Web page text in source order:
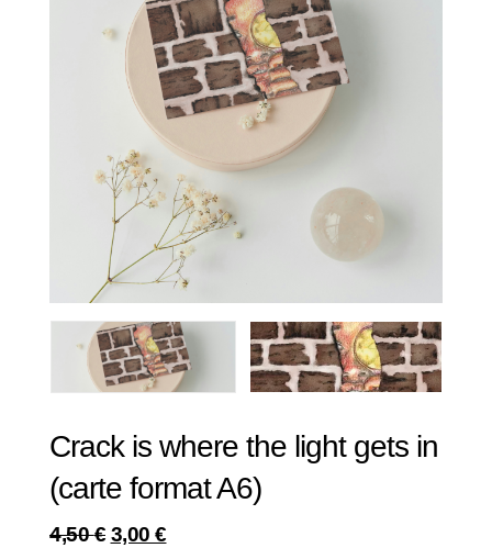
Crack is where the light gets in
(carte format A6)
4,50€ 3,00 €